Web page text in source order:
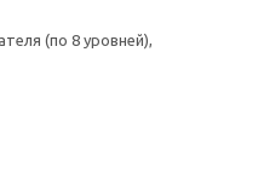
(по 8 уровней),